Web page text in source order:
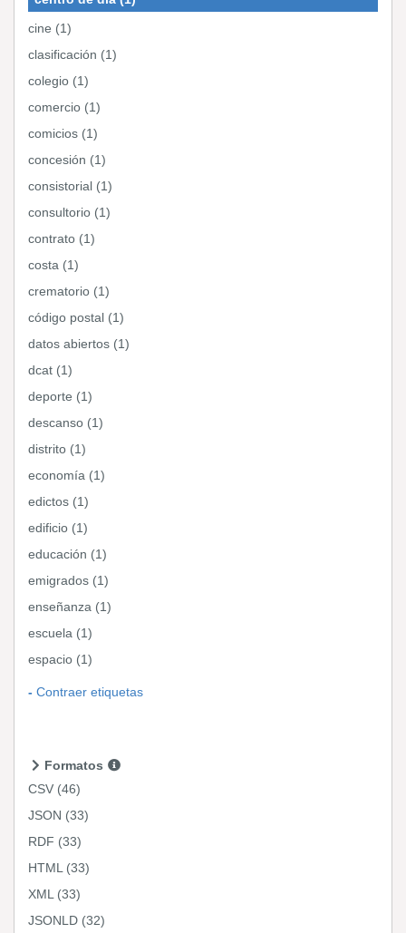
cine (1)
clasificación (1)
colegio (1)
comercio (1)
comicios (1)
concesión (1)
consistorial (1)
consultorio (1)
contrato (1)
costa (1)
crematorio (1)
código postal (1)
datos abiertos (1)
dcat (1)
deporte (1)
descanso (1)
distrito (1)
economía (1)
edictos (1)
edificio (1)
educación (1)
emigrados (1)
enseñanza (1)
escuela (1)
espacio (1)
Contraer etiquetas
Formatos
CSV (46)
JSON (33)
RDF (33)
HTML (33)
XML (33)
JSONLD (32)